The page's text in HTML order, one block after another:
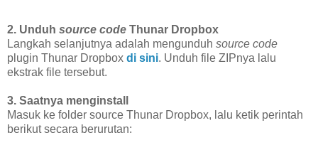
2. Unduh source code Thunar Dropbox
Langkah selanjutnya adalah mengunduh source code
plugin Thunar Dropbox di sini. Unduh file ZIPnya lalu
ekstrak file tersebut.
3. Saatnya menginstall
Masuk ke folder source Thunar Dropbox, lalu ketik perintah
berikut secara berurutan: